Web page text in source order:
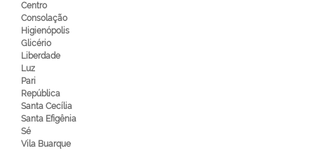
Centro
Consolação
Higienópolis
Glicério
Liberdade
Luz
Pari
República
Santa Cecília
Santa Efigênia
Sé
Vila Buarque